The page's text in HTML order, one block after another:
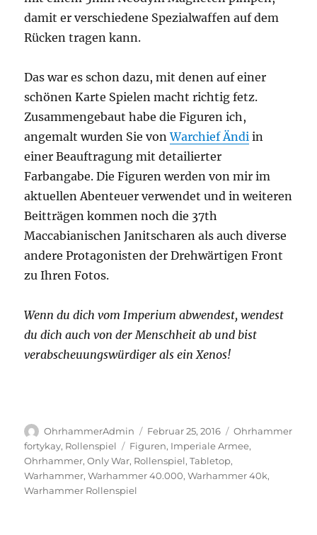
damit er verschiedene Spezialwaffen auf dem
Rücken tragen kann.
Das war es schon dazu, mit denen auf einer
schönen Karte Spielen macht richtig fetz.
Zusammengebaut habe die Figuren ich,
angemalt wurden Sie vonWarchief Ändi in
einer Beauftragung mit detailierter
Farbangabe. Die Figuren werden von mir im
aktuellen Abenteuer verwendet und in weiteren
Beitträgen kommen noch die 37th
Maccabianischen Janitscharen als auch diverse
andere Protagonisten der Drehwärtigen Front
zu Ihren Fotos.
Wenn du dich vom Imperium abwendest, wendest
du dich auch von der Menschheit ab und bist
verabscheuungswürdiger als ein Xenos!
Autor
OhrhammerAdmin
Veröffentlicht
am
Februar 25, 2016 Kategorien
Ohrhammer
fortykay, Rollenspiel Schlagwörter
Figuren, Imperiale Armee,
Ohrhammer,Only War, Rollenspiel,Tabletop,
Warhammer,Warhammer 40.000,Warhammer 40k,
Warhammer Rollenspiel